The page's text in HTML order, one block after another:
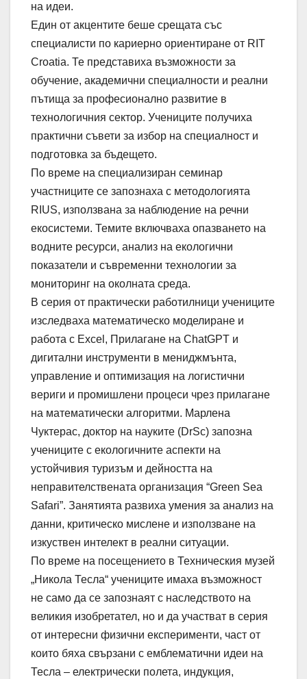
на идеи.
Един от акцентите беше срещата със
специалисти по кариерно ориентиране от RIT
Croatia. Те представиха възможности за
обучение, академични специалности и реални
пътища за професионално развитие в
технологичния сектор. Учениците получиха
практични съвети за избор на специалност и
подготовка за бъдещето.
По време на специализиран семинар
участниците се запознаха с методологията
RIUS, използвана за наблюдение на речни
екосистеми. Темите включваха опазването на
водните ресурси, анализ на екологични
показатели и съвременни технологии за
мониторинг на околната среда.
В серия от практически работилници учениците
изследваха математическо моделиране и
работа с Excel, Прилагане на ChatGPT и
дигитални инструменти в мениджмънта,
управление и оптимизация на логистични
вериги и промишлени процеси чрез прилагане
на математически алгоритми. Марлена
Чуктерас, доктор на науките (DrSc) запозна
учениците с екологичните аспекти на
устойчивия туризъм и дейността на
неправителствената организация “Green Sea
Safari”. Занятията развиха умения за анализ на
данни, критическо мислене и използване на
изкуствен интелект в реални ситуации.
По време на посещението в Техническия музей
„Никола Тесла“ учениците имаха възможност
не само да се запознаят с наследството на
великия изобретател, но и да участват в серия
от интересни физични експерименти, част от
които бяха свързани с емблематични идеи на
Тесла – електрически полета, индукция,